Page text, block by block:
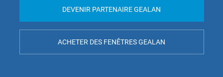
DEVENIR PARTENAIRE GEALAN
ACHETER DES FENÊTRES GEALAN